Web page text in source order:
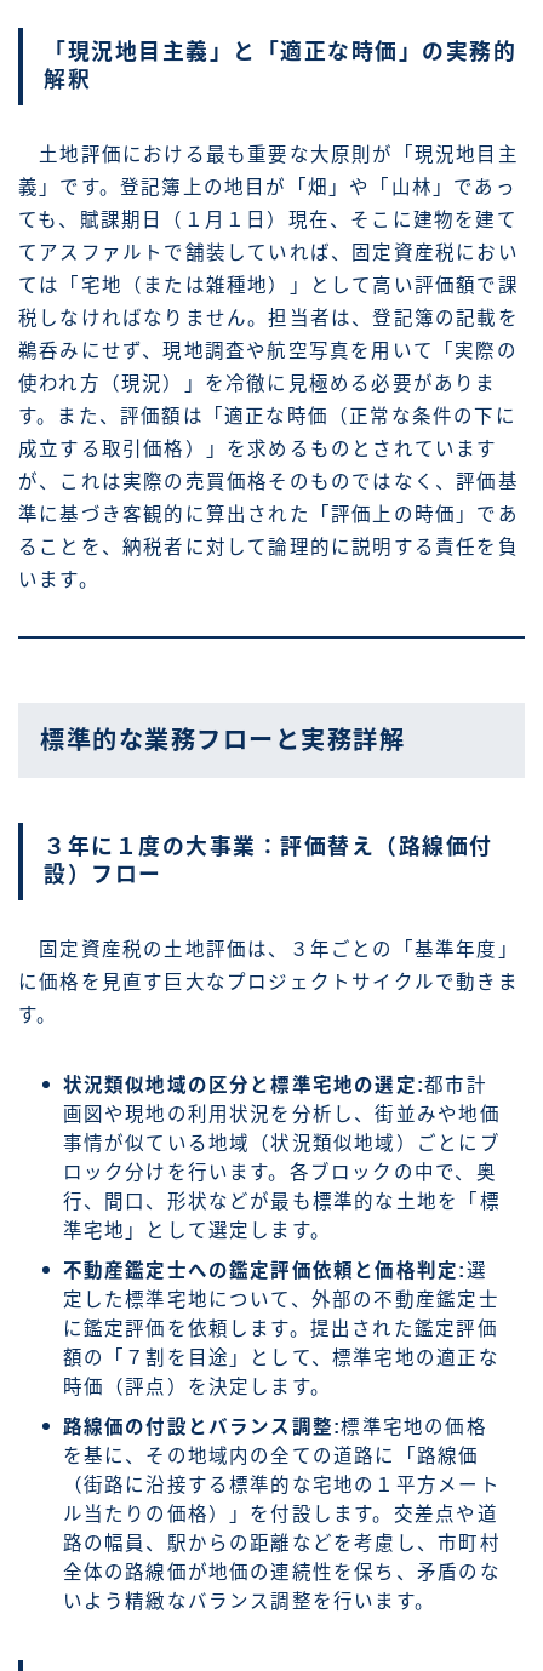
「現況地目主義」と「適正な時価」の実務的
解釈
土地評価における最も重要な大原則が「現況地目主
義」です。登記簿上の地目が「畑」や「山林」であっ
ても、賦課期日（１月１日）現在、そこに建物を建て
てアスファルトで舗装していれば、固定資産税におい
ては「宅地（または雑種地）」として高い評価額で課
税しなければなりません。担当者は、登記簿の記載を
鵜呑みにせず、現地調査や航空写真を用いて「実際の
使われ方（現況）」を冷徹に見極める必要がありま
す。また、評価額は「適正な時価（正常な条件の下に
成立する取引価格）」を求めるものとされています
が、これは実際の売買価格そのものではなく、評価基
準に基づき客観的に算出された「評価上の時価」であ
ることを、納税者に対して論理的に説明する責任を負
います。
標準的な業務フローと実務詳解
３年に１度の大事業：評価替え（路線価付
設）フロー
固定資産税の土地評価は、３年ごとの「基準年度」
に価格を見直す巨大なプロジェクトサイクルで動きま
す。
状況類似地域の区分と標準宅地の選定:都市計
画図や現地の利用状況を分析し、街並みや地価
事情が似ている地域（状況類似地域）ごとにブ
ロック分けを行います。各ブロックの中で、奥
行、間口、形状などが最も標準的な土地を「標
準宅地」として選定します。
不動産鑑定士への鑑定評価依頼と価格判定:選
定した標準宅地について、外部の不動産鑑定士
に鑑定評価を依頼します。提出された鑑定評価
額の「７割を目途」として、標準宅地の適正な
時価（評点）を決定します。
路線価の付設とバランス調整:標準宅地の価格
を基に、その地域内の全ての道路に「路線価
（街路に沿接する標準的な宅地の１平方メート
ル当たりの価格）」を付設します。交差点や道
路の幅員、駅からの距離などを考慮し、市町村
全体の路線価が地価の連続性を保ち、矛盾のな
いよう精緻なバランス調整を行います。